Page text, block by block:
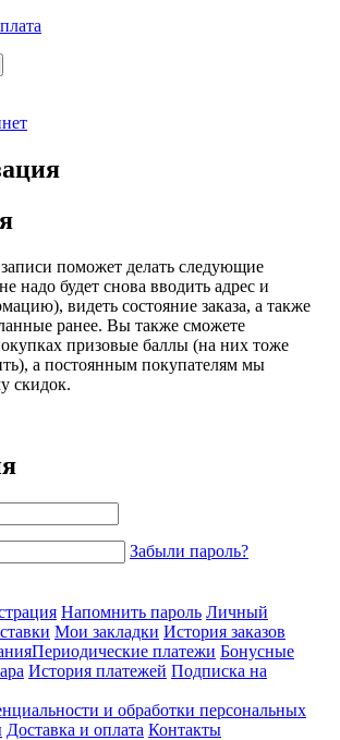
поможет делать следующие
надо будет снова вводить адрес и
видеть состояние заказа, а также
ранее. Вы также сможете
призовые баллы (на них тоже
а постоянным покупателям мы
скидок.
Забыли пароль?
Напомнить пароль Личный
Мои закладки История заказов
Периодические платежи Бонусные
История платежей Подписка на
и обработки персональных
Доставка и оплата Контакты